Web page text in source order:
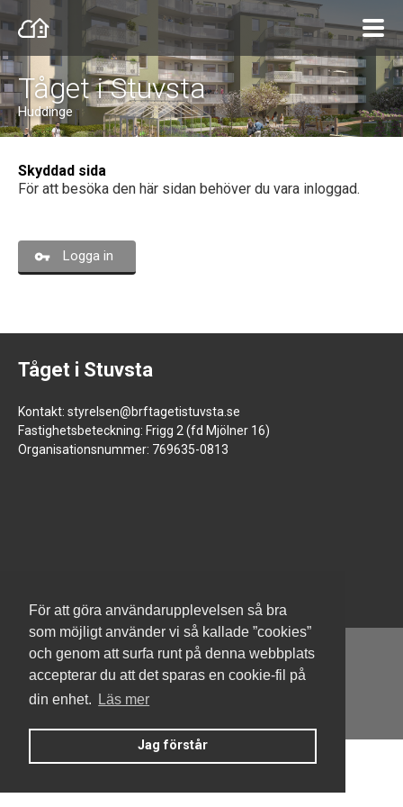
För att göra användarupplevelsen så bra
som möjligt använder vi så kallade ”cookies”
och genom att surfa runt på denna webbplats
accepterar du att det sparas en cookie-fil på
din enhet.
Läs mer
Jag förstår
Tåget i Stuvsta
Huddinge
Skyddad sida
För att besöka den här sidan behöver du vara inloggad.
Logga in
Tåget i Stuvsta
Kontakt: styrelsen@brftagetistuvsta.se
Fastighetsbeteckning: Frigg 2 (fd Mjölner 16)
Organisationsnummer: 769635-0813
Denna hemsida är byggd med Smart Brf ®